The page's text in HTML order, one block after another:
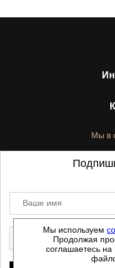
Мы в
©2021-2026 -
Данный сайт не
не
Мы используем
Продолжая
соглашаетесь
Ваше имя